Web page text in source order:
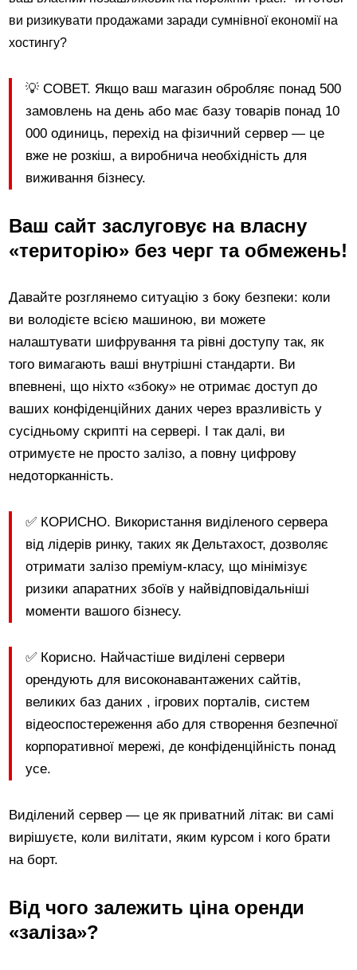
ви ризикувати продажами заради сумнівної економії на
хостингу?
💡 СОВЕТ. Якщо ваш магазин обробляє понад 500
замовлень на день або має базу товарів понад 10
000 одиниць, перехід на фізичний сервер — це
вже не розкіш, а виробнича необхідність для
виживання бізнесу.
Ваш сайт заслуговує на власну
«територію» без черг та обмежень!
Давайте розглянемо ситуацію з боку безпеки: коли
ви володієте всією машиною, ви можете
налаштувати шифрування та рівні доступу так, як
того вимагають ваші внутрішні стандарти. Ви
впевнені, що ніхто «збоку» не отримає доступ до
ваших конфіденційних даних через вразливість у
сусідньому скрипті на сервері. І так далі, ви
отримуєте не просто залізо, а повну цифрову
недоторканність.
✅ КОРИСНО. Використання виділеного сервера
від лідерів ринку, таких як Дельтахост, дозволяє
отримати залізо преміум-класу, що мінімізує
ризики апаратних збоїв у найвідповідальніші
моменти вашого бізнесу.
✅ Корисно. Найчастіше виділені сервери
орендують для високонавантажених сайтів,
великих баз даних , ігрових порталів, систем
відеоспостереження або для створення безпечної
корпоративної мережі, де конфіденційність понад
усе.
Виділений сервер — це як приватний літак: ви самі
вирішуєте, коли вилітати, яким курсом і кого брати
на борт.
Від чого залежить ціна оренди
«заліза»?